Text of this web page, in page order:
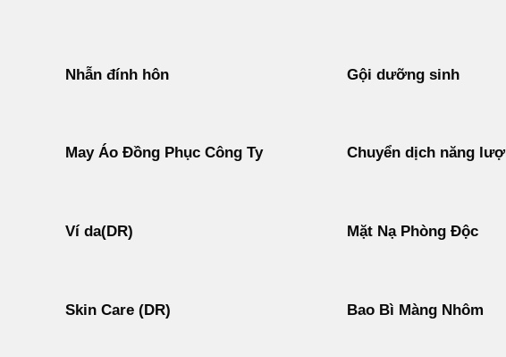
Nhẫn đính hôn Gội dưỡng sinh
May Áo Đồng Phục Công Ty Chuyển dịch năng
Ví da(DR) Mặt Nạ Phòng Độc
Skin Care (DR) Bao Bì Màng Nhôm